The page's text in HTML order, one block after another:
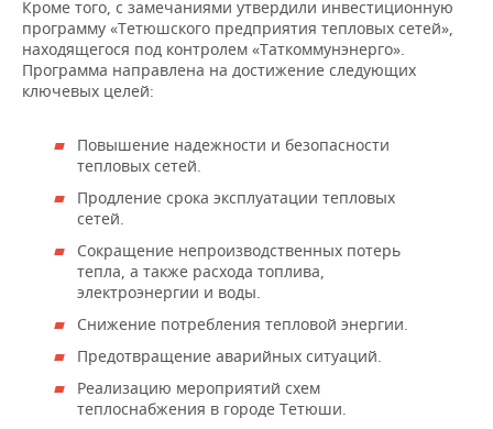
Кроме того, с замечаниями утвердили инвестиционную
программу «Тетюшского предприятия тепловых сетей»,
находящегося под контролем «Таткоммунэнерго».
Программа направлена на достижение следующих
ключевых целей:
Повышение надежности и безопасности
тепловых сетей.
Продление срока эксплуатации тепловых
сетей.
Сокращение непроизводственных потерь
тепла, а также расхода топлива,
электроэнергии и воды.
Снижение потребления тепловой энергии.
Предотвращение аварийных ситуаций.
Реализацию мероприятий схем
теплоснабжения в городе Тетюши.